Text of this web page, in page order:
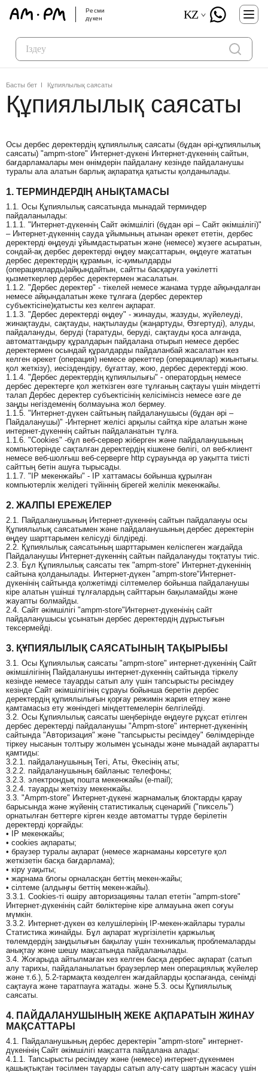
Ресми
дүкен
KZ
Басты бет Құпиялылық саясаты
Құпиялылық саясаты
Осы дербес деректердің құпиялылық саясаты (бұдан әрі-құпиялылық
саясаты) "ampm-store" Интернет-дүкені Интернет-дүкеннің сайтын,
бағдарламалары мен өнімдерін пайдалану кезінде пайдаланушы
туралы ала алатын барлық ақпаратқа қатысты қолданылады.
1. ТЕРМИНДЕРДІҢ АНЫҚТАМАСЫ
1.1. Осы Құпиялылық саясатында мынадай терминдер
пайдаланылады:
1.1.1. "Интернет-дүкеннің Сайт әкімшілігі (бұдан әрі – Сайт әкімшілігі)"
– Интернет-дүкеннің сауда ұйымының атынан әрекет ететін, дербес
деректерді өңдеуді ұйымдастыратын және (немесе) жүзеге асыратын,
сондай-ақ дербес деректерді өңдеу мақсаттарын, өңдеуге жататын
дербес деректердің құрамын, іс-қимылдарды
(операцияларды)айқындайтын, сайтты басқаруға уәкілетті
қызметкерлер дербес деректермен жасалатын.
1.1.2. "Дербес деректер" - тікелей немесе жанама түрде айқындалған
немесе айқындалатын жеке тұлғаға (дербес деректер
субъектісіне)қатысты кез келген ақпарат.
1.1.3. "Дербес деректерді өңдеу" - жинауды, жазуды, жүйелеуді,
жинақтауды, сақтауды, нақтылауды (жаңартуды, Өзгертуді), алуды,
пайдалануды, беруді (таратуды, беруді, сақтауды қоса алғанда,
автоматтандыру құралдарын пайдалана отырып немесе дербес
деректермен осындай құралдарды пайдаланбай жасалатын кез
келген әрекет (операция) немесе әрекеттер (операциялар) жиынтығы.
қол жеткізу), иесіздендіру, бұғаттау, жою, дербес деректерді жою.
1.1.4. "Дербес деректердің құпиялылығы" - оператордың немесе
дербес деректерге қол жеткізген өзге тұлғаның сақтауы үшін міндетті
талап Дербес деректер субъектісінің келісімінсіз немесе өзге де
заңды негіздеменің болмауына жол бермеу.
1.1.5. "Интернет-дүкен сайтының пайдаланушысы (бұдан әрі –
Пайдаланушы)" -Интернет желісі арқылы сайтқа кіре алатын және
интернет-дүкеннің сайтын пайдаланатын тұлға.
1.1.6. "Cookies" -бұл веб-сервер жіберген және пайдаланушының
компьютерінде сақталған деректердің кішкене бөлігі, ол веб-клиент
немесе веб-шолғыш веб-серверге http сұрауында әр уақытта тиісті
сайттың бетін ашуға тырысады.
1.1.7. "IP мекенжайы" - IP хаттамасы бойынша құрылған
компьютерлік желідегі түйіннің бірегей желілік мекенжайы.
2. ЖАЛПЫ ЕРЕЖЕЛЕР
2.1. Пайдаланушының Интернет-дүкеннің сайтын пайдалануы осы
Құпиялылық саясатымен және пайдаланушының дербес деректерін
өңдеу шарттарымен келісуді білдіреді.
2.2. Құпиялылық саясатының шарттарымен келіспеген жағдайда
Пайдаланушы Интернет-дүкеннің сайтын пайдалануды тоқтатуы тиіс.
2.3. Бұл Құпиялылық саясаты тек "ampm-store" Интернет-дүкенінің
сайтына қолданылады. Интернет-дүкен "ampm-store"Интернет-
дүкенінің сайтында қолжетімді сілтемелер бойынша пайдаланушы
кіре алатын үшінші тұлғалардың сайттарын бақыламайды және
жауапты болмайды.
2.4. Сайт әкімшілігі "ampm-store"Интернет-дүкенінің сайт
пайдаланушысы ұсынатын дербес деректердің дұрыстығын
тексермейді.
3. ҚҰПИЯЛЫЛЫҚ САЯСАТЫНЫҢ ТАҚЫРЫБЫ
3.1. Осы Құпиялылық саясаты "ampm-store" интернет-дүкенінің Сайт
әкімшілігінің Пайдаланушы интернет-дүкеннің сайтында тіркелу
кезінде немесе тауарды сатып алу үшін тапсырысты ресімдеу
кезінде Сайт әкімшілігінің сұрауы бойынша беретін дербес
деректердің құпиялылығын қорғау режимін жария етпеу және
қамтамасыз ету жөніндегі міндеттемелерін белгілейді.
3.2. Осы Құпиялылық саясаты шеңберінде өңдеуге рұқсат етілген
дербес деректерді пайдаланушы "Ampm-store" интернет-дүкенінің
сайтында "Авторизация" және "тапсырысты ресімдеу" бөлімдерінде
тіркеу нысанын толтыру жолымен ұсынады және мынадай ақпаратты
қамтиды:
3.2.1. пайдаланушының Тегі, Аты, Әкесінің аты;
3.2.2. пайдаланушының байланыс телефоны;
3.2.3. электрондық пошта мекенжайы (e-mail);
3.2.4. тауарды жеткізу мекенжайы.
3.3. "Ampm-store" Интернет-дүкені жарнамалық блоктарды қарау
барысында және жүйенің статистикалық сценарийі ("пиксель")
орнатылған беттерге кірген кезде автоматты түрде берілетін
деректерді қорғайды:
• IP мекенжайы;
• cookies ақпараты;
• браузер туралы ақпарат (немесе жарнаманы көрсетуге қол
жеткізетін басқа бағдарлама);
• кіру уақыты;
• жарнама блогы орналасқан беттің мекен-жайы;
• сілтеме (алдыңғы беттің мекен-жайы).
3.3.1. Cookies-ті өшіру авторизацияны талап ететін "ampm-store"
Интернет-дүкенінің сайт бөліктеріне кіре алмауына әкеп соғуы
мүмкін.
3.3.2. Интернет-дүкен өз келушілерінің IP-мекен-жайлары туралы
Статистика жинайды. Бұл ақпарат жүргізілетін қаржылық
төлемдердің заңдылығын бақылау үшін техникалық проблемаларды
анықтау және шешу мақсатында пайдаланылады.
3.4. Жоғарыда айтылмаған кез келген басқа дербес ақпарат (сатып
алу тарихы, пайдаланылатын браузерлер мен операциялық жүйелер
және т.б.), 5.2-тармақта көзделген жағдайларды қоспағанда, сенімді
сақтауға және таратпауға жатады. және 5.3. осы Құпиялылық
саясаты.
4. ПАЙДАЛАНУШЫНЫҢ ЖЕКЕ АҚПАРАТЫН ЖИНАУ
МАҚСАТТАРЫ
4.1. Пайдаланушының дербес деректерін "ampm-store" интернет-
дүкенінің Сайт әкімшілігі мақсатта пайдалана алады:
4.1.1. Тапсырысты ресімдеу және (немесе) интернет-дүкенмен
қашықтықтан тәсілмен тауарды сатып алу-сату шартын жасасу үшін